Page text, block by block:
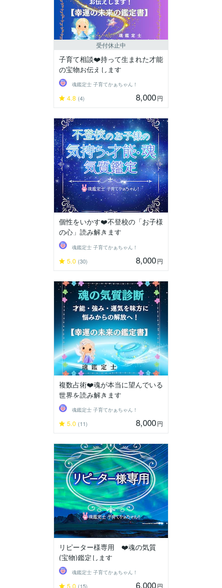
受付休止中
子育て相談❤️持って生まれた才能
の宝物お伝えします
魂鑑定士 子育てかぁちゃん！
4.8 (4) 8,000円
個性をいかす❤️不登校の「お子様
の心」読み解きます
魂鑑定士 子育てかぁちゃん！
5.0 (30) 8,000円
複数占術❤️魂が本当に望んでいる
世界を読み解きます
魂鑑定士 子育てかぁちゃん！
5.0 (11) 8,000円
リピーター様専用 ❤️魂の気質
(宝物)鑑定します
魂鑑定士 子育てかぁちゃん！
5.0 (15) 6,000円